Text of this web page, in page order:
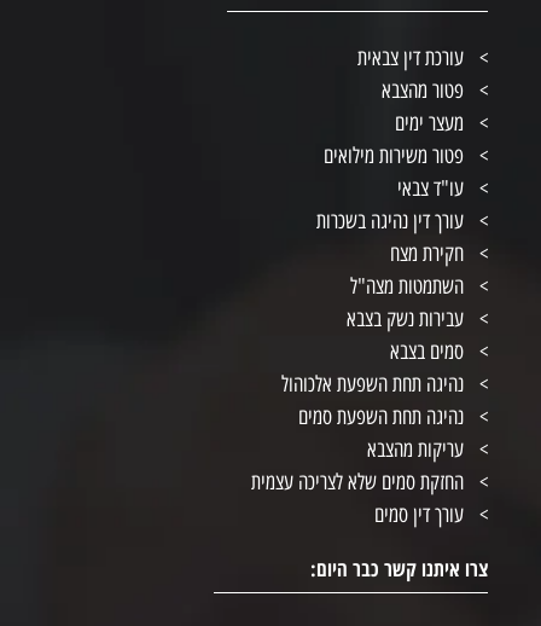
עורכת דין צבאית
פטור מהצבא
מעצר ימים
פטור משירות מילואים
עו"ד צבאי
עורך דין נהיגה בשכרות
חקירת מצח
השתמטות מצה"ל
עבירות נשק בצבא
סמים בצבא
נהיגה תחת השפעת אלכוהול
נהיגה תחת השפעת סמים
עריקות מהצבא
החזקת סמים שלא לצריכה עצמית
עורך דין סמים
צרו איתנו קשר כבר היום: